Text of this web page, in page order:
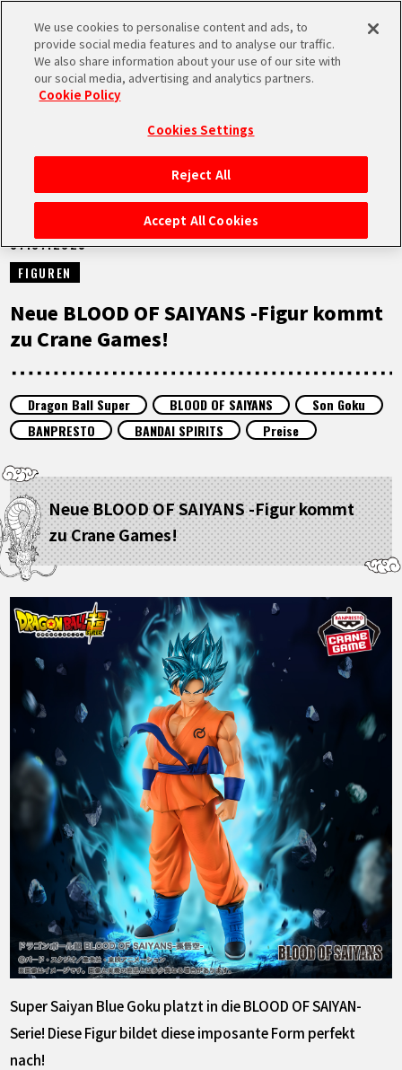
MEN
STARTSEITE
NEUES
HIGHLIGHTS
SPECIALS
LANGUAGE
JP
NEUES
07.07.2025
FIGUREN
Neue BLOOD OF SAIYANS -Figur kommt
zu Crane Games!
Dragon Ball Super BLOOD OF SAIYANS
Son Goku
BANPRESTO
BANDAI SPIRITS Preise
Neue BLOOD OF SAIYANS -Figur kommt
zu Crane Games!
Super Saiyan Blue Goku platzt in die BLOOD OF SAIYAN-
Serie! Diese Figur bildet diese imposante Form perfekt
nach!
We use cookies to personalise content and ads, to
provide social media features and to analyse our traffic.
We also share information about your use of our site with
our social media, advertising and analytics partners.
Cookie Policy
Cookies Settings
Reject All
Accept All Cookies